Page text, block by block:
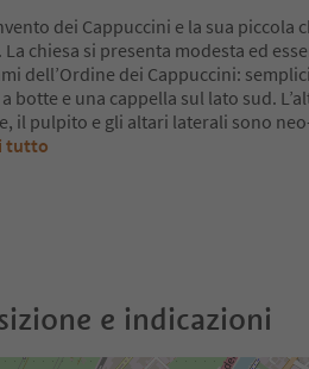
dei Cappuccini e la sua piccola
La chiesa si presenta modesta ed
dell’Ordine dei Cappuccini:
botte e una cappella sul lato sud.
il pulpito e gli altari laterali sono
tutto
e indicazioni